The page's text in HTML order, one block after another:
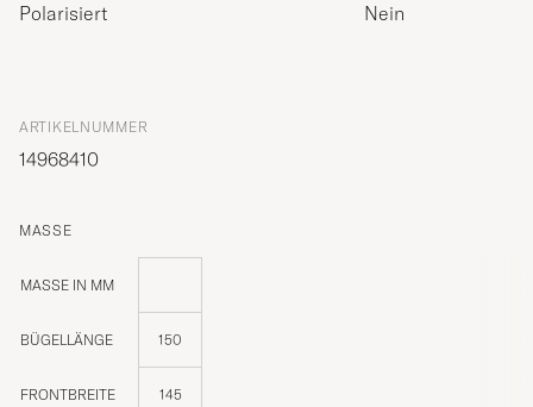
Polarisiert
Nein
ARTIKELNUMMER
14968410
MASSE
MASSE IN MM
BÜGELLÄNGE 150
FRONTBREITE 145